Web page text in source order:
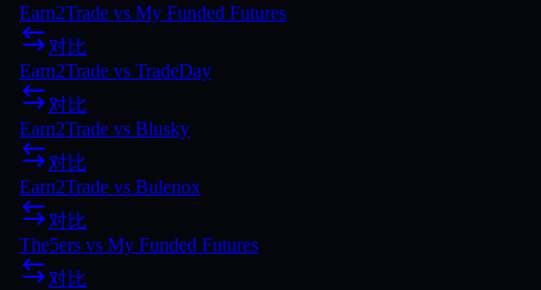
Earn2Trade vs My Funded Futures
对比
Earn2Trade vs TradeDay
对比
Earn2Trade vs Blusky
对比
Earn2Trade vs Bulenox
对比
The5ers vs My Funded Futures
对比